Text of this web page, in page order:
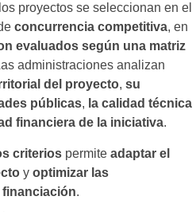
proyectos se seleccionan en el
concurrencia competitiva, en
evaluados según una matriz
administraciones analizan
del proyecto, su
públicas, la calidad técnica
financiera de la iniciativa.
criterios permite adaptar el
y optimizar las
.